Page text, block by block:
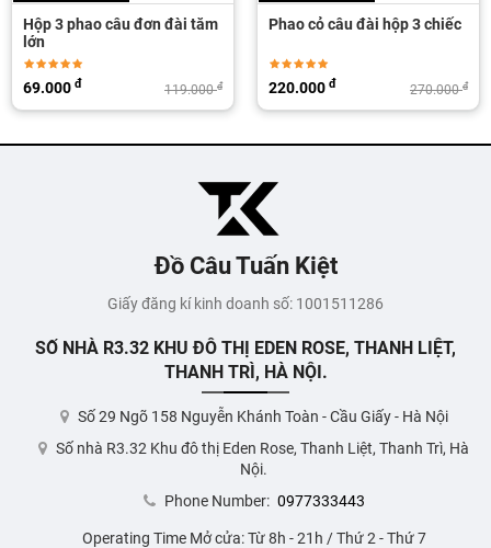
Hộp 3 phao câu đơn đài tăm
lớn
119.000đ
69.000 đ
Phao cỏ câu đài hộp 3 chiếc
270.000đ
220.000 đ
Đồ Câu Tuấn Kiệt
Giấy đăng kí kinh doanh số: 1001511286
SỐ NHÀ R3.32 KHU ĐÔ THỊ EDEN ROSE, THANH LIỆT,
THANH TRÌ, HÀ NỘI.
Số 29 Ngõ 158 Nguyễn Khánh Toàn - Cầu Giấy - Hà Nội
Số nhà R3.32 Khu đô thị Eden Rose, Thanh Liệt, Thanh Trì, Hà
Nội.
Phone Number: 0977333443
Operating Time Mở cửa: Từ 8h - 21h / Thứ 2 - Thứ 7